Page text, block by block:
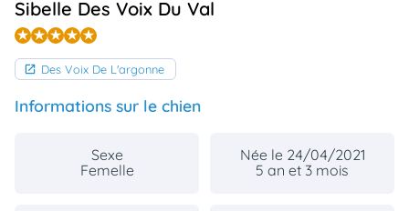
Connexion
Sibelle Des Voix Du Val
Des Voix De L'argonne
Informations sur le chien
Sexe
Femelle
Née le 24/04/2021
5 an et 3 mois